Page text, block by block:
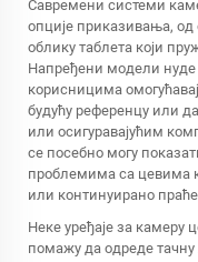
Савремени системи
опције приказивања,
облику таблета који
Напређени модели
корисницима
будућу референцу или
или осигуравајућим
се посебно могу
проблемима са цевима
или континуирано
Неке уређаје за камеру
помажу да одреде